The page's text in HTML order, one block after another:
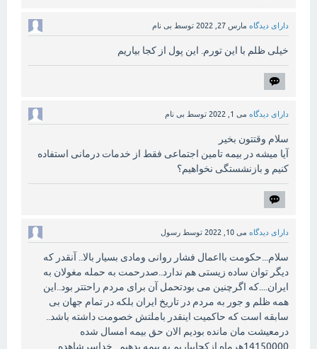
دارای دیدگاه مارس 27, 2022 توسط بی نام
خیلی ظلم با این تورم. این پول از کجا بیاریم
دارای دیدگاه می 1, 2022 توسط بی نام
سلام وقتتون بخیر
آیا میشه در بیمه تامین اجتماعی فقط از خدمات درمانی استفاده
کنیم و بازنشستگی نخواهیم؟
دارای دیدگاه می 10, 2022 توسط رسول
سلام...حکومت بااعمال فشار روانی ومادی بسیار بالا.. آنقدر که
دیگر توان ساده زیستی هم ندارد..صدرحمت به حمله مغولان به
ایران....که اگرچنین می بودتحمل آن برای مردم راحتتر بود..این
همه ظلم و جور به مردم در تاریخ ایران بلکه در تمام جهان بی
سابقه است که حاکمیت اینقدر باملتش خصومت داشته باشد..
درمعیشت مان مانده بودیم الان حق بیمه امسال شده
14150000هرماه ازکجابیاریم به بیمه بدهیم...خداسرشاهده